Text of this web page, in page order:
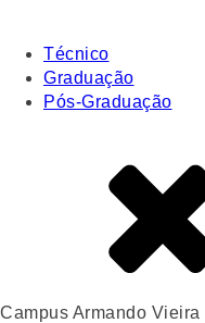
Técnico
Graduação
Pós-Graduação
Campus Armando Vieira